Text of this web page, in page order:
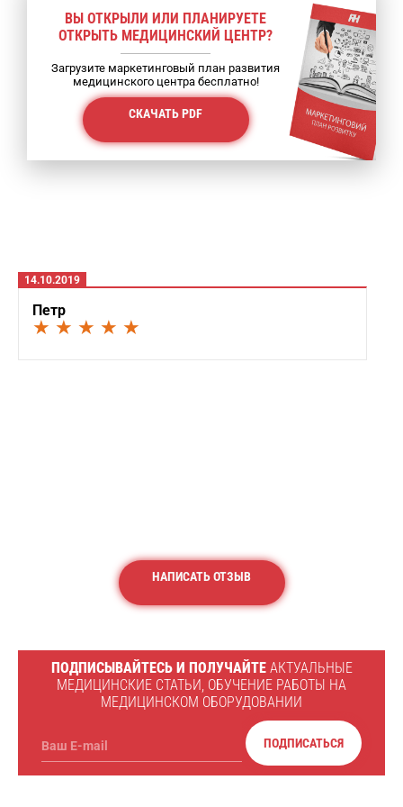
ВЫ ОТКРЫЛИ ИЛИ ПЛАНИРУЕТЕ
ОТКРЫТЬ МЕДИЦИНСКИЙ ЦЕНТР?
Загрузите маркетинговый план развития
медицинского центра бесплатно!
СКАЧАТЬ PDF
14.10.2019
Петр
★ ★ ★ ★ ★
НАПИСАТЬ ОТЗЫВ
ПОДПИСЫВАЙТЕСЬ И ПОЛУЧАЙТЕАКТУАЛЬНЫЕ
МЕДИЦИНСКИЕ СТАТЬИ, ОБУЧЕНИЕ РАБОТЫ НА
МЕДИЦИНСКОМ ОБОРУДОВАНИИ
Ваш E-mail ПОДПИСАТЬСЯ